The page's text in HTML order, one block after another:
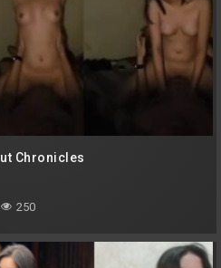
Chronicles
250